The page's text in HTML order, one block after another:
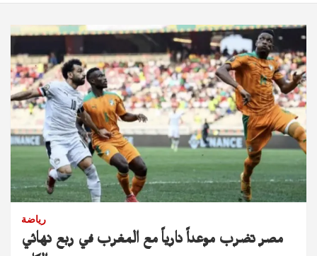
رياضة
مصر تضرب موعداً نارياً مع المغرب في ربع نهائي